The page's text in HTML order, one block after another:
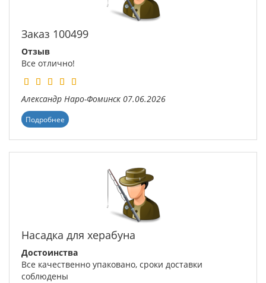
Заказ 100499
Отзыв
Все отлично!
Александр Наро-Фоминск 07.06.2026
Подробнее
Насадка для херабуна
Достоинства
Все качественно упаковано, сроки доставки
соблюдены